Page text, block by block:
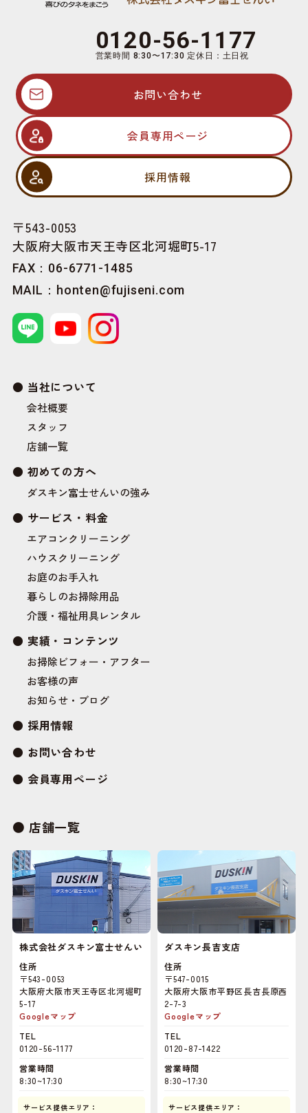
0120-56-1177
営業時間 8:30〜17:30 定休日：土日祝
お問い合わせ
会員専用ページ
採用情報
〒543-0053
大阪府大阪市天王寺区北河堀町5-17
FAX：06-6771-1485
MAIL： honten@fujiseni.com
当社について
会社概要
スタッフ
店舗一覧
初めての方へ
ダスキン富士せんいの強み
サービス・料金
エアコンクリーニング
ハウスクリーニング
お庭のお手入れ
暮らしのお掃除用品
介護・福祉用具レンタル
実績・コンテンツ
お掃除ビフォー・アフター
お客様の声
お知らせ・ブログ
採用情報
お問い合わせ
会員専用ページ
店舗一覧
株式会社ダスキン富士せんい
住所
〒543-0053
大阪府大阪市天王寺区北河堀町
5-17
Googleマップ
TEL
0120-56-1177
営業時間
8:30~17:30
サービス提供エリア：
ダスキン長吉支店
住所
〒547-0015
大阪府大阪市平野区長吉長原西
2-7-3
Googleマップ
TEL
0120-87-1422
営業時間
8:30~17:30
サービス提供エリア：